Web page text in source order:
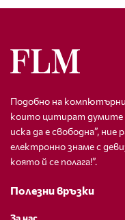
Подобно на
които цитират думите
иска да е свободна”,
електронно знаме с
която й се полага!”.
Полезни връзки
За нас